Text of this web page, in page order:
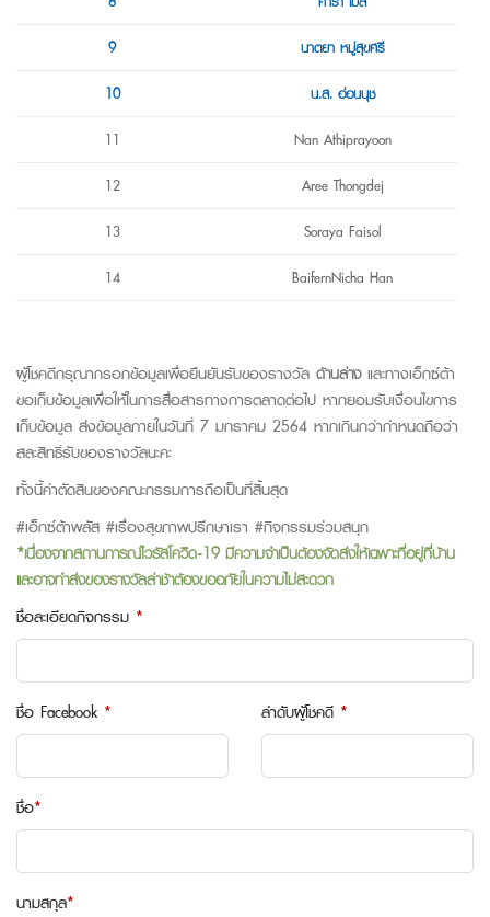
9
นาตยา หมู่สุขศรี
10
น.ส. อ่อนนุช
11
Nan Athiprayoon
12
Aree Thongdej
13
Soraya Faisol
14
BaifernNicha Han
ผู้โชคดีกรุณากรอกข้อมูลเพื่อยืนยันรับของรางวัล ด้านล่างและทางเอ็กซ์ต้า
ขอเก็บข้อมูลเพื่อให้ในการสื่อสารทางการตลาดต่อไป หากยอมรับเงื่อนไขการ
เก็บข้อมูล ส่งข้อมูลภายในวันที่ 7 มกราคม 2564 หากเกินกว่ากำหนดถือว่า
สละสิทธิ์รับของรางวัลนะคะ
ทั้งนี้คำตัดสินของคณะกรรมการถือเป็นที่สิ้นสุด
#เอ็กซ์ต้าพลัส #เรื่องสุขภาพปรึกษาเรา #กิจกรรมร่วมสนุก
*เนื่องจากสถานการณ์ไวรัสโควิด-19 มีความจำเป็นต้องจัดส่งให้เฉพาะที่อยู่ที่บ้าน
และอาจทำส่งของรางวัลล่าช้าต้องขออภัยในความไม่สะดวก
ชื่อละเอียดกิจกรรม *
ชื่อ Facebook * ลำดับผู้โชคดี *
ชื่อ*
นามสกุล*